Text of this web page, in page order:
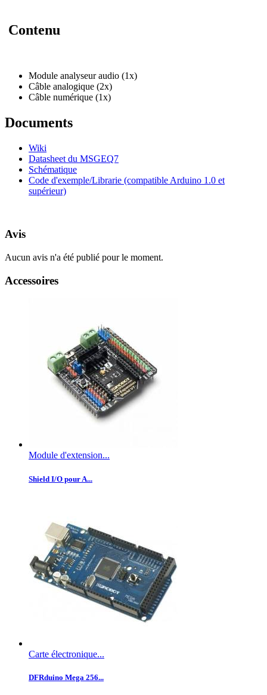
Contenu
Module analyseur audio (1x)
Câble analogique (2x)
Câble numérique (1x)
Documents
Wiki
Datasheet du MSGEQ7
Schématique
Code d'exemple/Librarie (compatible Arduino 1.0 et
supérieur)
Avis
Aucun avis n'a été publié pour le moment.
Accessoires
Module d'extension...
Shield I/O pour A...
Carte électronique...
DFRduino Mega 256...